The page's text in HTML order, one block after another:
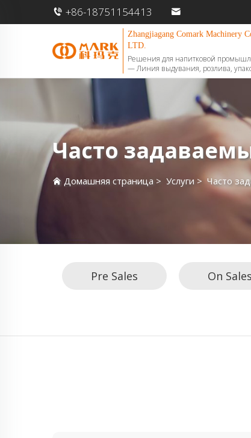
+86-18751154413
Zhangjiagang Comark Machinery
LTD.
Решения для напитковой
— Линия выдувания, розлива,
Часто
Домашняя страница > Услуги > Часто
Pre Sales On Sales